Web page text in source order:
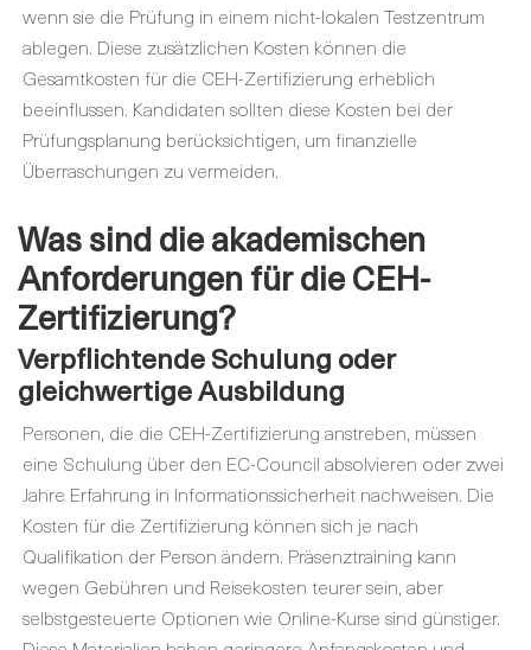
wenn sie die Prüfung in einem nicht-lokalen Testzentrum
ablegen. Diese zusätzlichen Kosten können die
Gesamtkosten für die CEH-Zertifizierung erheblich
beeinflussen. Kandidaten sollten diese Kosten bei der
Prüfungsplanung berücksichtigen, um finanzielle
Überraschungen zu vermeiden.
Was sind die akademischen
Anforderungen für die CEH-
Zertifizierung?
Verpflichtende Schulung oder
gleichwertige Ausbildung
Personen, die die CEH-Zertifizierung anstreben, müssen
eine Schulung über den EC-Council absolvieren oder zwei
Jahre Erfahrung in Informationssicherheit nachweisen. Die
Kosten für die Zertifizierung können sich je nach
Qualifikation der Person ändern. Präsenztraining kann
wegen Gebühren und Reisekosten teurer sein, aber
selbstgesteuerte Optionen wie Online-Kurse sind günstiger.